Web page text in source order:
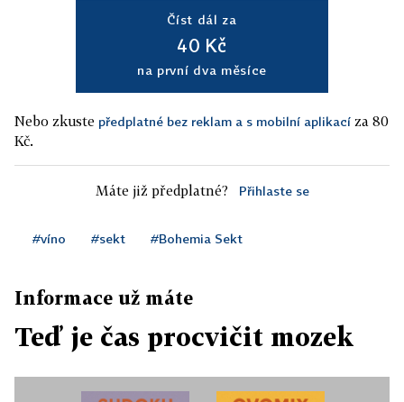
Číst dál za
40 Kč
na první dva měsíce
Nebo zkuste předplatné bez reklam a s mobilní aplikací za 80
Kč.
Máte již předplatné? Přihlaste se
#víno #sekt #Bohemia Sekt
Informace už máte
Teď je čas procvičit mozek